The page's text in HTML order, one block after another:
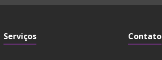
Serviços Contato